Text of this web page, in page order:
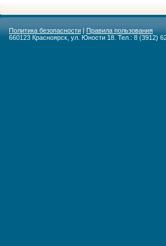
Политика безопасности|Правила пользования
660123 Красноярск, ул. Юности 18. Тел.: 8 (3912)